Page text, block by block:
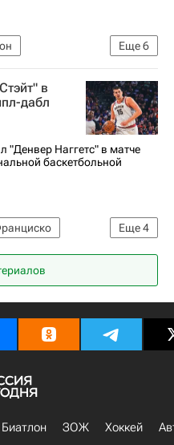
Еще6
Кингзв
дабл
"Денвер Наггетс" в матче
баскетбольной
Еще4
Наггетс
Биатлон ЗОЖ Хоккей